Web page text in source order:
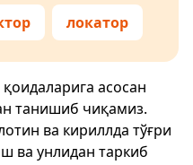
локатор
асосан
танишиб чиқамиз.
ва кириллда тўғри
ва унлидан таркиб